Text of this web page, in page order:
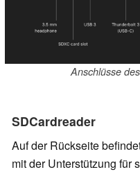
Anschlüsse
SDCardreader
Auf der Rückseite
mit der Unterstützung für